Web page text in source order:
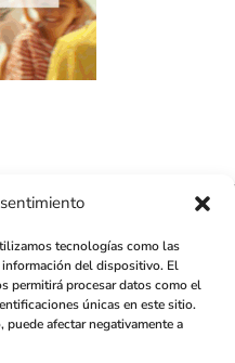
tecnologías como las
información del dispositivo. El
permitirá procesar datos como el
únicas en este sitio.
afectar negativamente a
13K
AMILCAR MAGAZINE GROUP
AGENCE MÉDIANE